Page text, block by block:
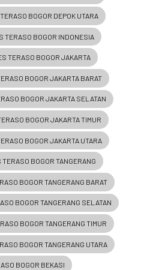
BOGOR DEPOK UTARA
TERASO BOGOR INDONESIA
TERASO BOGOR JAKARTA
BOGOR JAKARTA BARAT
BOGOR JAKARTA SELATAN
BOGOR JAKARTA TIMUR
BOGOR JAKARTA UTARA
BOGOR TANGERANG
BOGOR TANGERANG BARAT
BOGOR TANGERANG SELATAN
BOGOR TANGERANG TIMUR
BOGOR TANGERANG UTARA
BOGOR BEKASI